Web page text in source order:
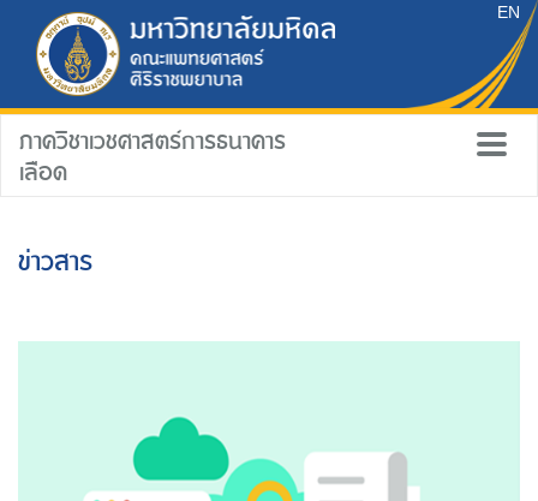
EN
ภาควิชาเวชศาสตร์การธนาคาร
เลือด
ข่าวสาร